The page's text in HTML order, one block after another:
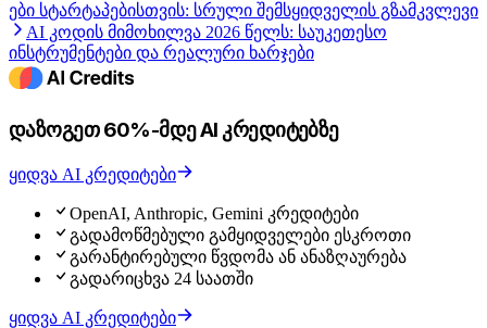
ები სტარტაპებისთვის: სრული შემსყიდველის გზამკვლევი
AI კოდის მიმოხილვა 2026 წელს: საუკეთესო
ინსტრუმენტები და რეალური ხარჯები
დაზოგეთ 60%-მდე AI კრედიტებზე
ყიდვა AI კრედიტები
OpenAI, Anthropic, Gemini კრედიტები
გადამოწმებული გამყიდველები ესკროთი
გარანტირებული წვდომა ან ანაზღაურება
გადარიცხვა 24 საათში
ყიდვა AI კრედიტები